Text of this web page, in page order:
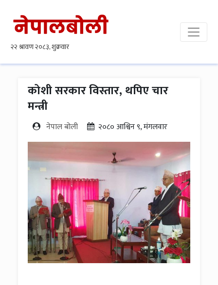
कोशी सरकार विस्तार, थपिए चार
मन्त्री
नेपाल बोली २०८० आश्विन ९, मंगलवार